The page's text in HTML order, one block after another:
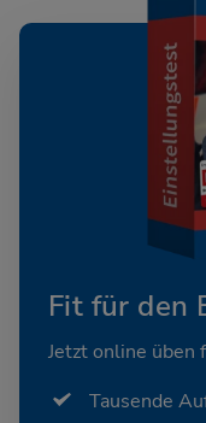
Fit für den
Jetzt online üben
Tausende